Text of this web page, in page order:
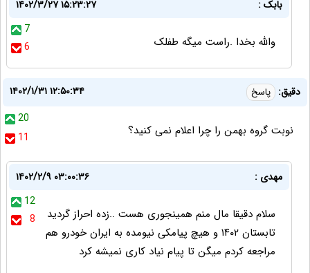
بابک :
۱۴۰۲/۳/۲۷ ۱۵:۲۳:۲۷
7
6
والله بخدا .راست میگه طفلک
دقیق: پاسخ
۱۴۰۲/۱/۳۱ ۱۲:۵۰:۳۴
20
11
نوبت گروه بهمن را چرا اعلام نمی کنید؟
مهدی :
۱۴۰۲/۲/۹ ۰۳:۰۰:۳۶
12
8
سلام دقیقا مال منم همینجوری هست ..زده احراز گردید
تابستان ۱۴۰۲ و هیچ پیامکی نیومده به ایران خودرو هم
مراجعه کردم میگن تا پیام نیاد کاری نمیشه کرد